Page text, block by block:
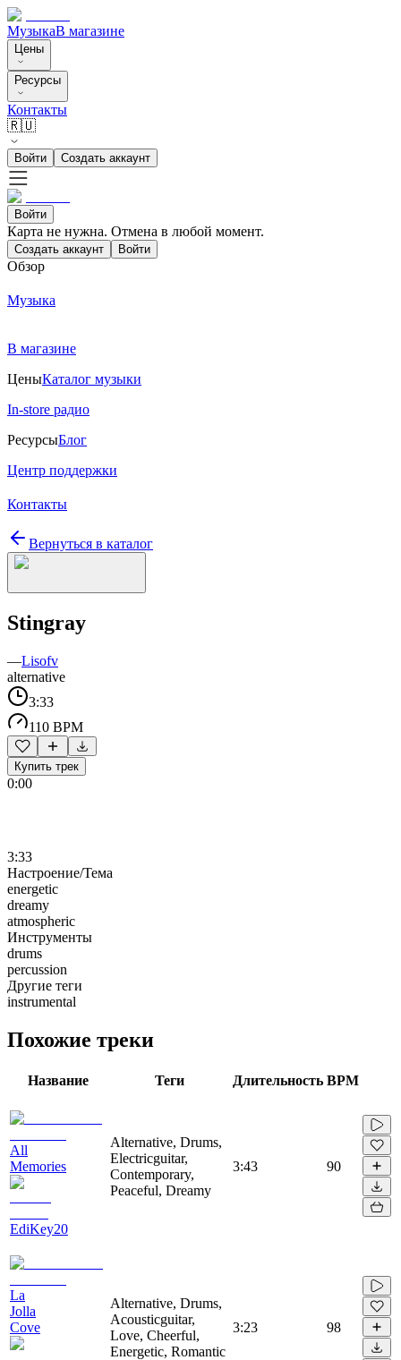
МузыкаВ магазине
Цены
Ресурсы
Контакты
🇷🇺
Войти Создать аккаунт
Войти
Карта не нужна. Отмена в любой момент.
Создать аккаунт Войти
Обзор
Музыка
В магазине
ЦеныКаталог музыки
In-store радио
РесурсыБлог
Центр поддержки
Контакты
Вернуться в каталог
Stingray
—Lisofv
alternative
3:33
110 BPM
Купить трек
0:00
3:33
Настроение/Тема
energetic
dreamy
atmospheric
Инструменты
drums
percussion
Другие теги
instrumental
Похожие треки
Название Теги Длительность BPM
All
Memories
EdiKey20
Alternative, Drums,
Electricguitar,
Contemporary,
Peaceful, Dreamy
3:43 90
La
Jolla
Cove
Alternative, Drums,
Acousticguitar,
Love, Cheerful,
Energetic, Romantic
3:23 98